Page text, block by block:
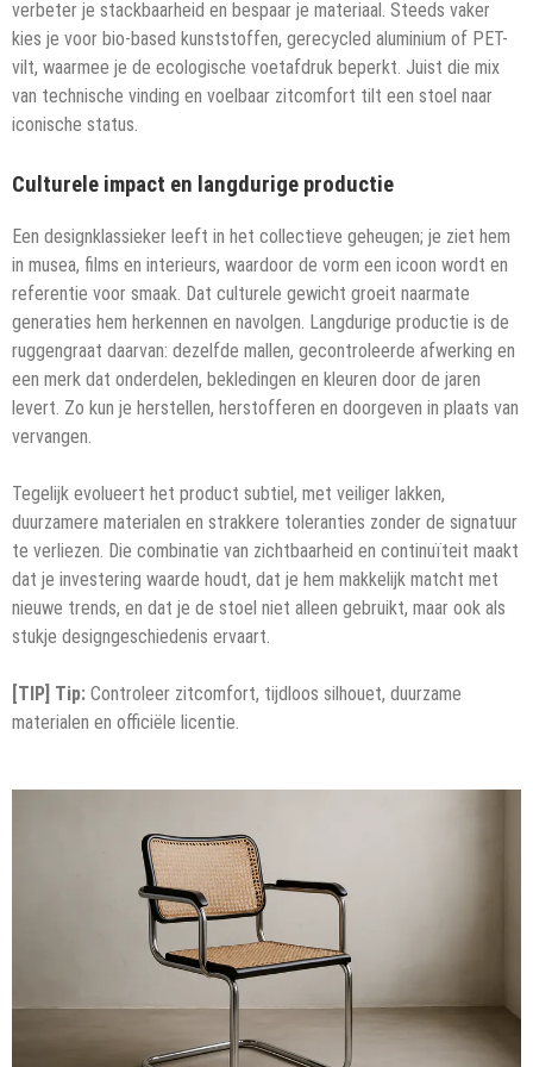
verbeter je stackbaarheid en bespaar je materiaal. Steeds vaker
kies je voor bio-based kunststoffen, gerecycled aluminium of PET-
vilt, waarmee je de ecologische voetafdruk beperkt. Juist die mix
van technische vinding en voelbaar zitcomfort tilt een stoel naar
iconische status.
Culturele impact en langdurige productie
Een designklassieker leeft in het collectieve geheugen; je ziet hem
in musea, films en interieurs, waardoor de vorm een icoon wordt en
referentie voor smaak. Dat culturele gewicht groeit naarmate
generaties hem herkennen en navolgen. Langdurige productie is de
ruggengraat daarvan: dezelfde mallen, gecontroleerde afwerking en
een merk dat onderdelen, bekledingen en kleuren door de jaren
levert. Zo kun je herstellen, herstofferen en doorgeven in plaats van
vervangen.
Tegelijk evolueert het product subtiel, met veiliger lakken,
duurzamere materialen en strakkere toleranties zonder de signatuur
te verliezen. Die combinatie van zichtbaarheid en continuïteit maakt
dat je investering waarde houdt, dat je hem makkelijk matcht met
nieuwe trends, en dat je de stoel niet alleen gebruikt, maar ook als
stukje designgeschiedenis ervaart.
[TIP] Tip: Controleer zitcomfort, tijdloos silhouet, duurzame
materialen en officiële licentie.